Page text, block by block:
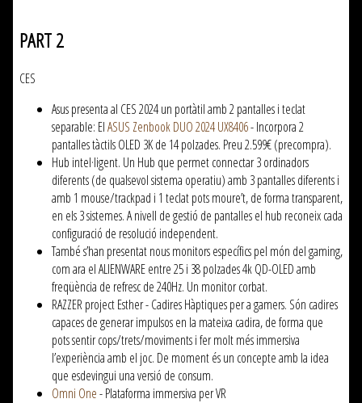
PART 2
CES
Asus presenta al CES 2024 un portàtil amb 2 pantalles i teclat
separable: ElASUS Zenbook DUO 2024 UX8406- Incorpora 2
pantalles tàctils OLED 3K de 14 polzades. Preu 2.599€ (precompra).
Hub intel·ligent. Un Hub que permet connectar 3 ordinadors
diferents (de qualsevol sistema operatiu) amb 3 pantalles diferents i
amb 1 mouse/trackpad i 1 teclat pots moure’t, de forma transparent,
en els 3 sistemes. A nivell de gestió de pantalles el hub reconeix cada
configuració de resolució independent.
També s’han presentat nous monitors específics pel món del gaming,
com ara el ALIENWARE entre 25 i 38 polzades 4k QD-OLED amb
freqüència de refresc de 240Hz. Un monitor corbat.
RAZZER project Esther - Cadires Hàptiques per a gamers. Són cadires
capaces de generar impulsos en la mateixa cadira, de forma que
pots sentir cops/trets/moviments i fer molt més immersiva
l’experiència amb el joc. De moment és un concepte amb la idea
que esdevingui una versió de consum.
Omni One- Plataforma immersiva per VR